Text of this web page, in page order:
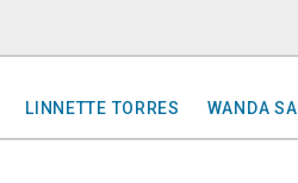
LINNETTE TORRES WANDA